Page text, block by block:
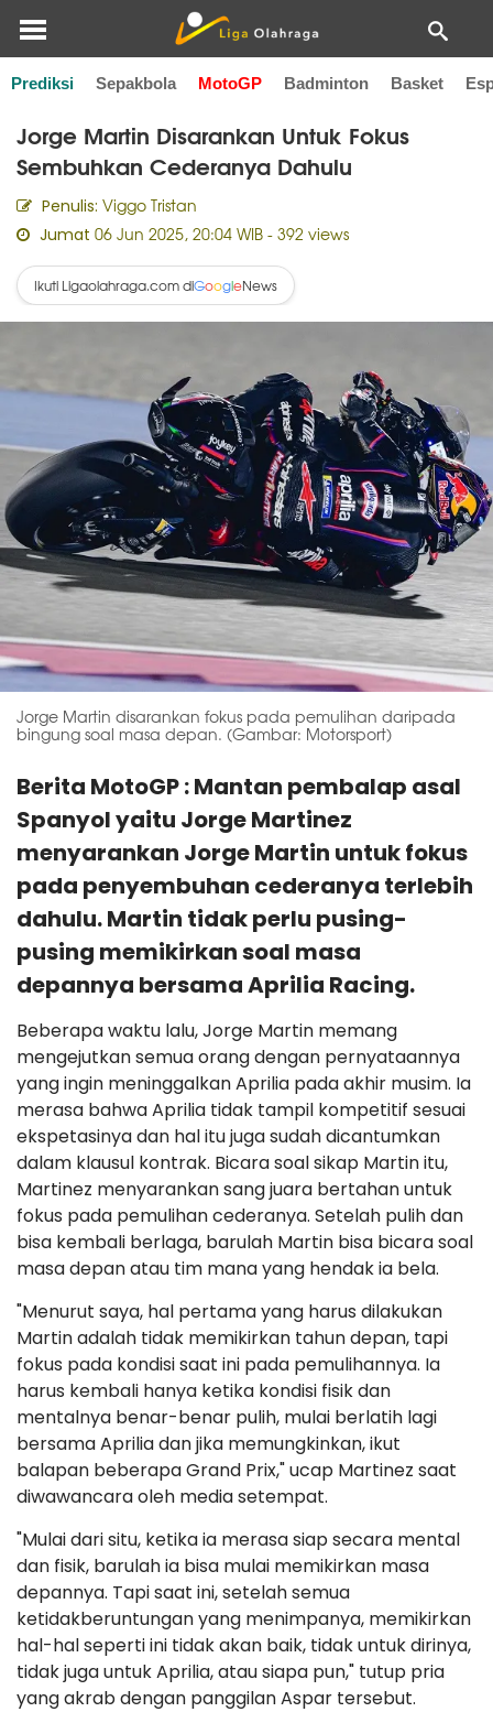
Prediksi Sepakbola MotoGP Badminton Basket
Home MotoGP
Jorge Martin Disarankan Untuk Fokus
Sembuhkan Cederanya Dahulu
Penulis: Viggo Tristan
Jumat 06 Jun 2025, 20:04 WIB - 392 views
Ikuti Ligaolahraga.com diGoogleNews
Jorge Martin disarankan fokus pada pemulihan daripada
bingung soal masa depan. (Gambar: Motorsport)
Berita MotoGP : Mantan pembalap asal
Spanyol yaitu Jorge Martinez
menyarankan Jorge Martin untuk fokus
pada penyembuhan cederanya terlebih
dahulu. Martin tidak perlu pusing-
pusing memikirkan soal masa
depannya bersama Aprilia Racing.
Beberapa waktu lalu, Jorge Martin memang
mengejutkan semua orang dengan pernyataannya
yang ingin meninggalkan Aprilia pada akhir musim. Ia
merasa bahwa Aprilia tidak tampil kompetitif sesuai
ekspetasinya dan hal itu juga sudah dicantumkan
dalam klausul kontrak. Bicara soal sikap Martin itu,
Martinez menyarankan sang juara bertahan untuk
fokus pada pemulihan cederanya. Setelah pulih dan
bisa kembali berlaga, barulah Martin bisa bicara soal
masa depan atau tim mana yang hendak ia bela.
"Menurut saya, hal pertama yang harus dilakukan
Martin adalah tidak memikirkan tahun depan, tapi
fokus pada kondisi saat ini pada pemulihannya. Ia
harus kembali hanya ketika kondisi fisik dan
mentalnya benar-benar pulih, mulai berlatih lagi
bersama Aprilia dan jika memungkinkan, ikut
balapan beberapa Grand Prix," ucap Martinez saat
diwawancara oleh media setempat.
"Mulai dari situ, ketika ia merasa siap secara mental
dan fisik, barulah ia bisa mulai memikirkan masa
depannya. Tapi saat ini, setelah semua
ketidakberuntungan yang menimpanya, memikirkan
hal-hal seperti ini tidak akan baik, tidak untuk dirinya,
tidak juga untuk Aprilia, atau siapa pun," tutup pria
yang akrab dengan panggilan Aspar tersebut.